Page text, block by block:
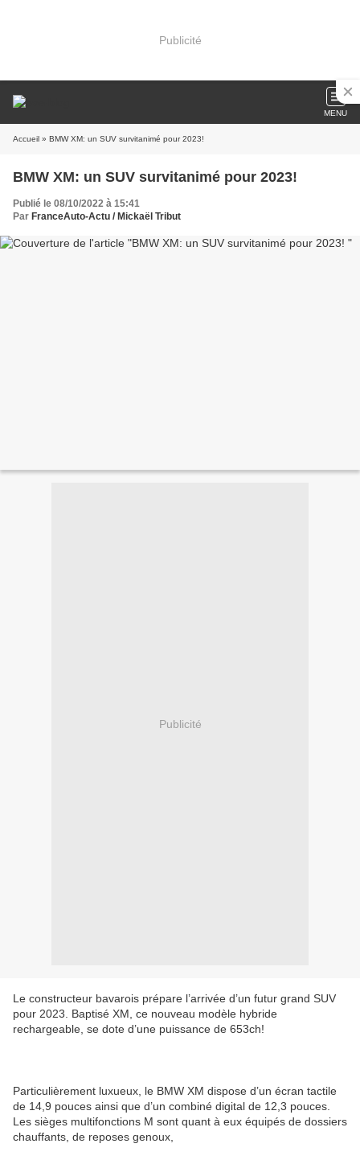
Publicité
MENU
Accueil » BMW XM: un SUV survitanimé pour 2023!
BMW XM: un SUV survitanimé pour 2023!
Publié le 08/10/2022 à 15:41
Par FranceAuto-Actu / Mickaël Tribut
Publicité
Le constructeur bavarois prépare l’arrivée d’un futur grand SUV
pour 2023. Baptisé XM, ce nouveau modèle hybride
rechargeable, se dote d’une puissance de 653ch!
Particulièrement luxueux, le BMW XM dispose d’un écran tactile
de 14,9 pouces ainsi que d’un combiné digital de 12,3 pouces.
Les sièges multifonctions M sont quant à eux équipés de dossiers
chauffants, de reposes genoux,